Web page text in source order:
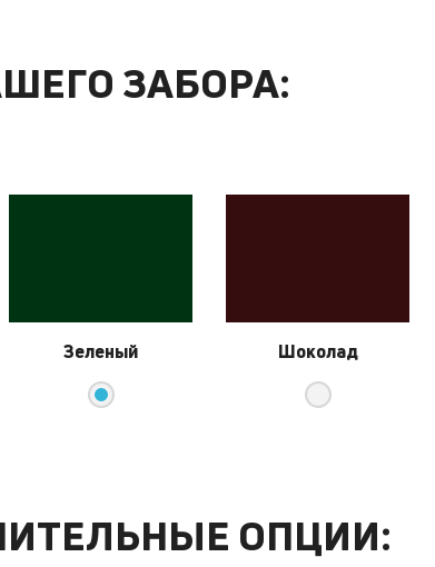
ЗАБОРА:
Зеленый Шоколад
ОПЦИИ: